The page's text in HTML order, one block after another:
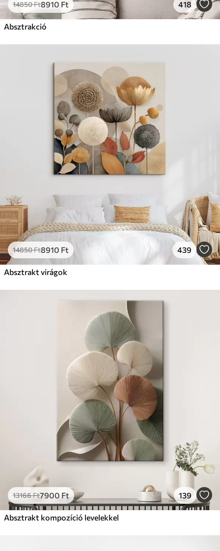
14850Ft8910 Ft 418
Absztrakció
14850Ft8910 Ft 439
Absztrakt virágok
13166Ft7900 Ft 139
Absztrakt kompozíció levelekkel